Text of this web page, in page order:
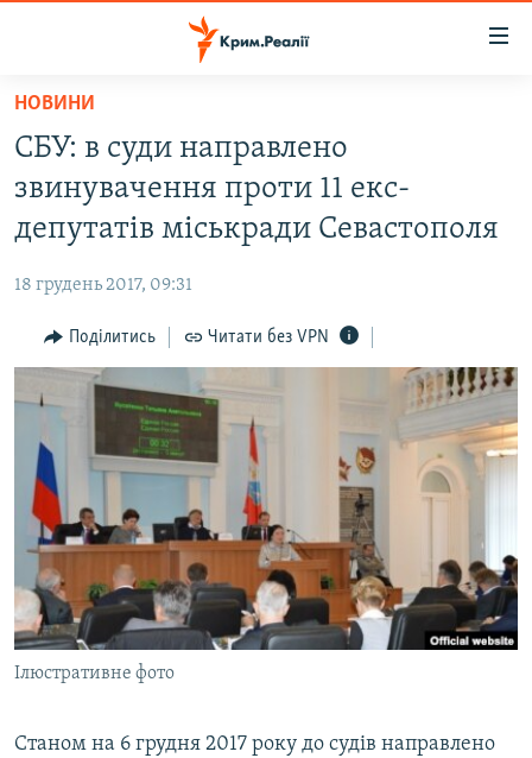
Перейти
основного
матеріалу
до
основної
навігації
Перейти
до
пошуку
ВОДА.КРИМ
ВІДЕО ТА ФОТО
БЛОГИ
ПОГЛЯД
ІНТЕРВ'Ю
ВСЕ ЗА ДЕНЬ
СПЕЦПРОЕКТИ
ДЕПОРТАЦІЯ
ВІДЕОУРОКИ «ELIFBE»
СВІДЧЕННЯ ОКУПАЦІЇ
УКРАЇНСЬКА ПРОБЛЕМА КРИМУ
ІНФОГРАФІКА
ЯК ОБІЙТИ БЛОКУВАННЯ
Русский
Qırımtatar
ДОЛУЧАЙСЯ!
НОВИНИ
СБУ: в суди направлено
звинувачення проти 11 екс-
депутатів міськради Севастополя
18 грудень 2017, 09:31
Поділитись Читати без VPN
Ілюстративне фото
Станом на 6 грудня 2017 року до судів направлено